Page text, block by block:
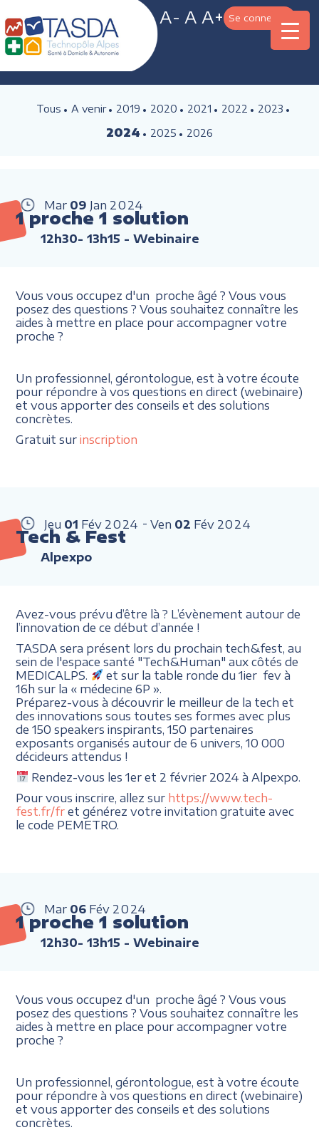
A- A A+ Se connecter
Tous A venir 2019 2020 2021 2022 2023
2024 2025 2026
Mar 09 Jan 2024
1 proche 1 solution
12h30- 13h15 - Webinaire
Vous vous occupez d'un proche âgé ? Vous vous
posez des questions ? Vous souhaitez connaître les
aides à mettre en place pour accompagner votre
proche ?
Un professionnel, gérontologue, est à votre écoute
pour répondre à vos questions en direct (webinaire)
et vous apporter des conseils et des solutions
concrètes.
Gratuit surinscription
Jeu 01 Fév 2024 Ven 02 Fév 2024
Tech & Fest
Alpexpo
Avez-vous prévu d’être là ? L’évènement autour de
l’innovation de ce début d’année !
TASDA sera présent lors du prochain tech&fest, au
sein de l'espace santé "Tech&Human" aux côtés de
MEDICALPS.
et sur la table ronde du 1ier fev à
16h sur la « médecine 6P ».
Préparez-vous à découvrir le meilleur de la tech et
des innovations sous toutes ses formes avec plus
de 150 speakers inspirants, 150 partenaires
exposants organisés autour de 6 univers, 10 000
décideurs attendus !
Rendez-vous les 1er et 2 février 2024 à Alpexpo.
Pour vous inscrire, allez sur https://www.tech-
fest.fr/fr et générez votre invitation gratuite avec
le code PEMETRO.
Mar 06 Fév 2024
1 proche 1 solution
12h30- 13h15 - Webinaire
Vous vous occupez d'un proche âgé ? Vous vous
posez des questions ? Vous souhaitez connaître les
aides à mettre en place pour accompagner votre
proche ?
Un professionnel, gérontologue, est à votre écoute
pour répondre à vos questions en direct (webinaire)
et vous apporter des conseils et des solutions
concrètes.